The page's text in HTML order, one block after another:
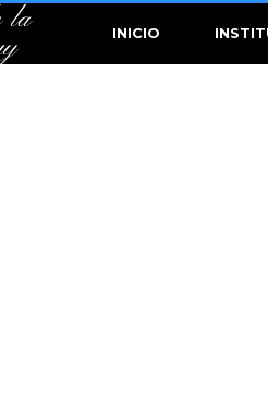
la
INICIO